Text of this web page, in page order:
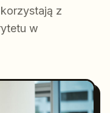
z
w